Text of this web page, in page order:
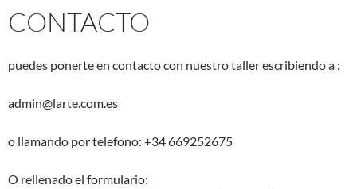
CONTACTO
puedes ponerte en contacto con nuestro taller escribiendo a :
admin@larte.com.es
o llamando por telefono: +34 669252675
O rellenado el formulario: